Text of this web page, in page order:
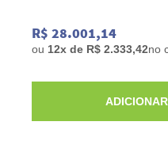
R$ 28.001,14
ou 12x de R$ 2.333,42no